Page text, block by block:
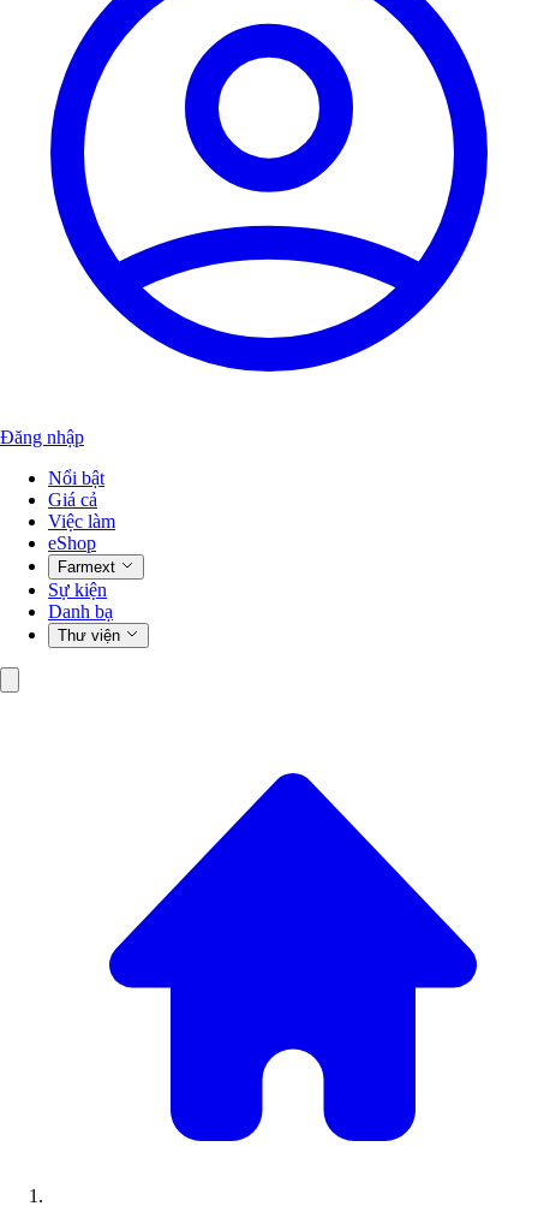
Đăng nhập
Nổi bật
Giá cả
Việc làm
eShop
Farmext
Sự kiện
Danh bạ
Thư viện